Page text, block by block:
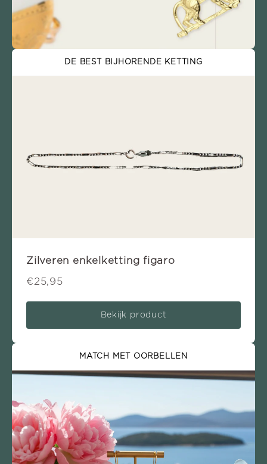
DE BEST BIJHORENDE KETTING
Zilveren enkelketting figaro
€25,95
Bekijk product
MATCH MET OORBELLEN